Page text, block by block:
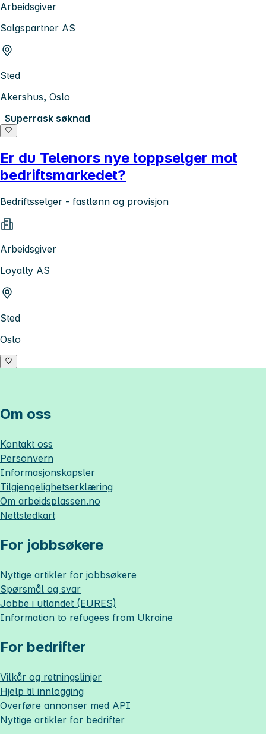
Arbeidsgiver
Salgspartner AS
Sted
Akershus, Oslo
Superrask søknad
Er du Telenors nye toppselger mot
bedriftsmarkedet?
Bedriftsselger - fastlønn og provisjon
Arbeidsgiver
Loyalty AS
Sted
Oslo
Om oss
Kontakt oss
Personvern
Informasjonskapsler
Tilgjengelighetserklæring
Om arbeidsplassen.no
Nettstedkart
For jobbsøkere
Nyttige artikler for jobbsøkere
Spørsmål og svar
Jobbe i utlandet (EURES)
Information to refugees from Ukraine
For bedrifter
Vilkår og retningslinjer
Hjelp til innlogging
Overføre annonser med API
Nyttige artikler for bedrifter